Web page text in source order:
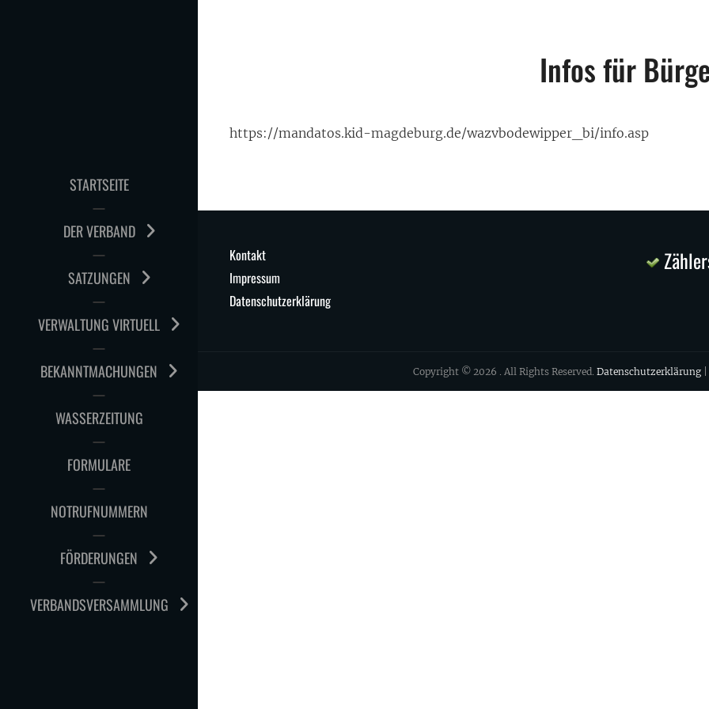
STARTSEITE
DER VERBAND
SATZUNGEN
VERWALTUNG VIRTUELL
BEKANNTMACHUNGEN
WASSERZEITUNG
FORMULARE
NOTRUFNUMMERN
FÖRDERUNGEN
VERBANDSVERSAMMLUNG
Infos für
https://mandatos.kid-magdeburg.de/wazvbodewipper_bi/info.asp
Kontakt
Impressum
Datenschutzerklärung
Copyright © 2026 . All Rights Reserved. Datenschutzerklärung|